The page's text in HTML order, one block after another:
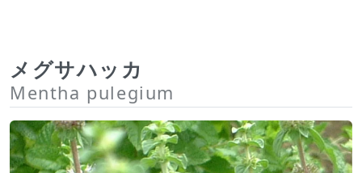
メグサハッカ
Mentha pulegium